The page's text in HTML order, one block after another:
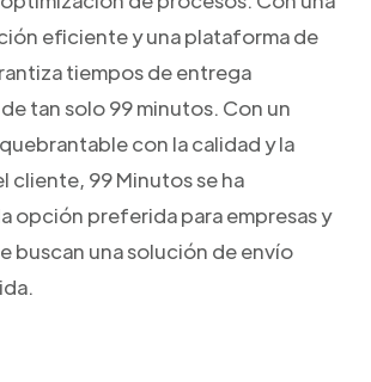
eficiente y una plataforma de
tiempos de entrega
tan solo 99 minutos. Con un
con la calidad y la
cliente, 99 Minutos se ha
opción preferida para empresas y
buscan una solución de envío